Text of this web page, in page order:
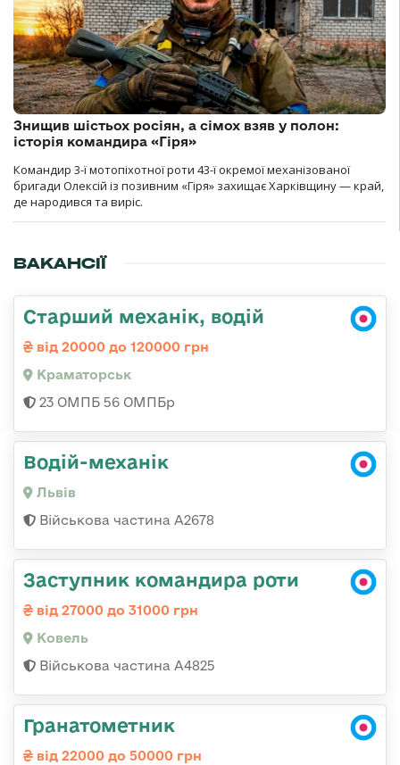
Знищив шістьох росіян, а сімох взяв у полон:
історія командира «Гіря»
Командир 3-ї мотопіхотної роти 43-ї окремої механізованої
бригади Олексій із позивним «Гіря» захищає Харківщину — край,
де народився та виріс.
ВАКАНСІЇ
Старший механік, водій
від 20000 до 120000 грн
Краматорськ
23 ОМПБ 56 ОМПБр
Водій-механік
Львів
Військова частина А2678
Заступник командира роти
від 27000 до 31000 грн
Ковель
Військова частина А4825
Гранатометник
від 22000 до 50000 грн